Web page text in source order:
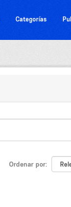
Categorías
Ordenar por